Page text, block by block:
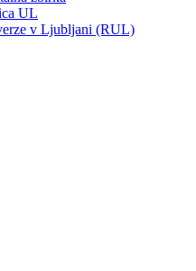
UL
v Ljubljani (RUL)